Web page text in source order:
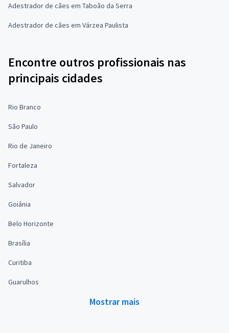
Adestrador de cães em Taboão da Serra
Adestrador de cães em Várzea Paulista
Encontre outros profissionais nas
principais cidades
Rio Branco
São Paulo
Rio de Janeiro
Fortaleza
Salvador
Goiânia
Belo Horizonte
Brasília
Curitiba
Guarulhos
Mostrar mais